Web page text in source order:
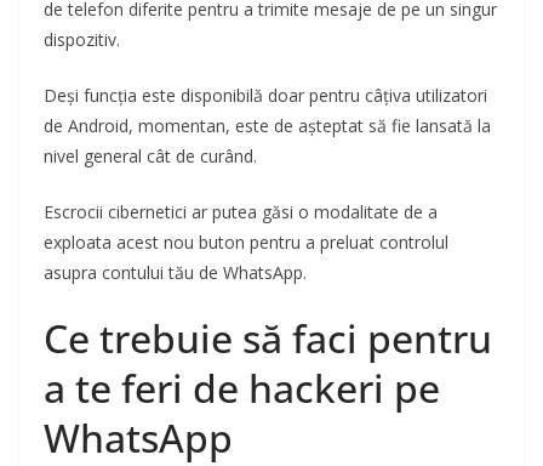
de telefon diferite pentru a trimite mesaje de pe un singur
dispozitiv.
Deși funcția este disponibilă doar pentru câțiva utilizatori
de Android, momentan, este de așteptat să fie lansată la
nivel general cât de curând.
Escrocii cibernetici ar putea găsi o modalitate de a
exploata acest nou buton pentru a preluat controlul
asupra contului tău de WhatsApp.
Ce trebuie să faci pentru
a te feri de hackeri pe
WhatsApp